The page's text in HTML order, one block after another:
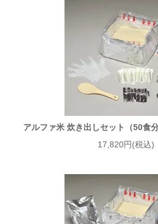
アルファ米 炊き出しセット（50
17,820円(税